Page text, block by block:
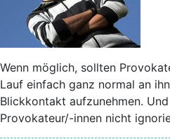
Wenn möglich, sollten
Lauf einfach ganz normal an
Blickkontakt aufzunehmen.
Provokateur/-innen nicht